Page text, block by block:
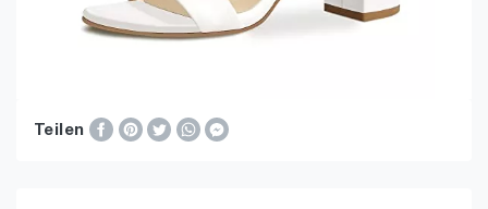
Teilen